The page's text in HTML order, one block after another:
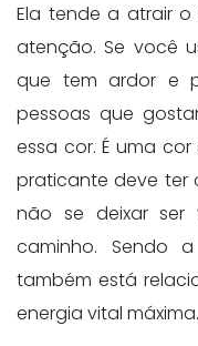
Ela tende a atrair
atenção. Se você
que tem ardor e
pessoas que
essa cor. É uma
praticante deve ter
não se deixar
caminho. Sendo
também está
energia vital